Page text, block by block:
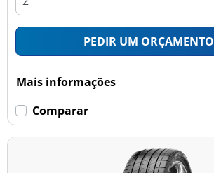
PEDIR UM ORÇAMENTO
Mais informações
Comparar